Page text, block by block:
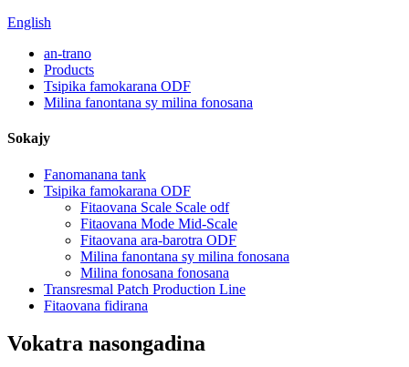
English
an-trano
Products
Tsipika famokarana ODF
Milina fanontana sy milina fonosana
Sokajy
Fanomanana tank
Tsipika famokarana ODF
Fitaovana Scale Scale odf
Fitaovana Mode Mid-Scale
Fitaovana ara-barotra ODF
Milina fanontana sy milina fonosana
Milina fonosana fonosana
Transresmal Patch Production Line
Fitaovana fidirana
Vokatra nasongadina